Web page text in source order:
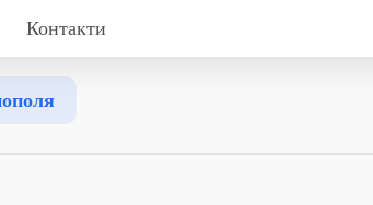
Контакти